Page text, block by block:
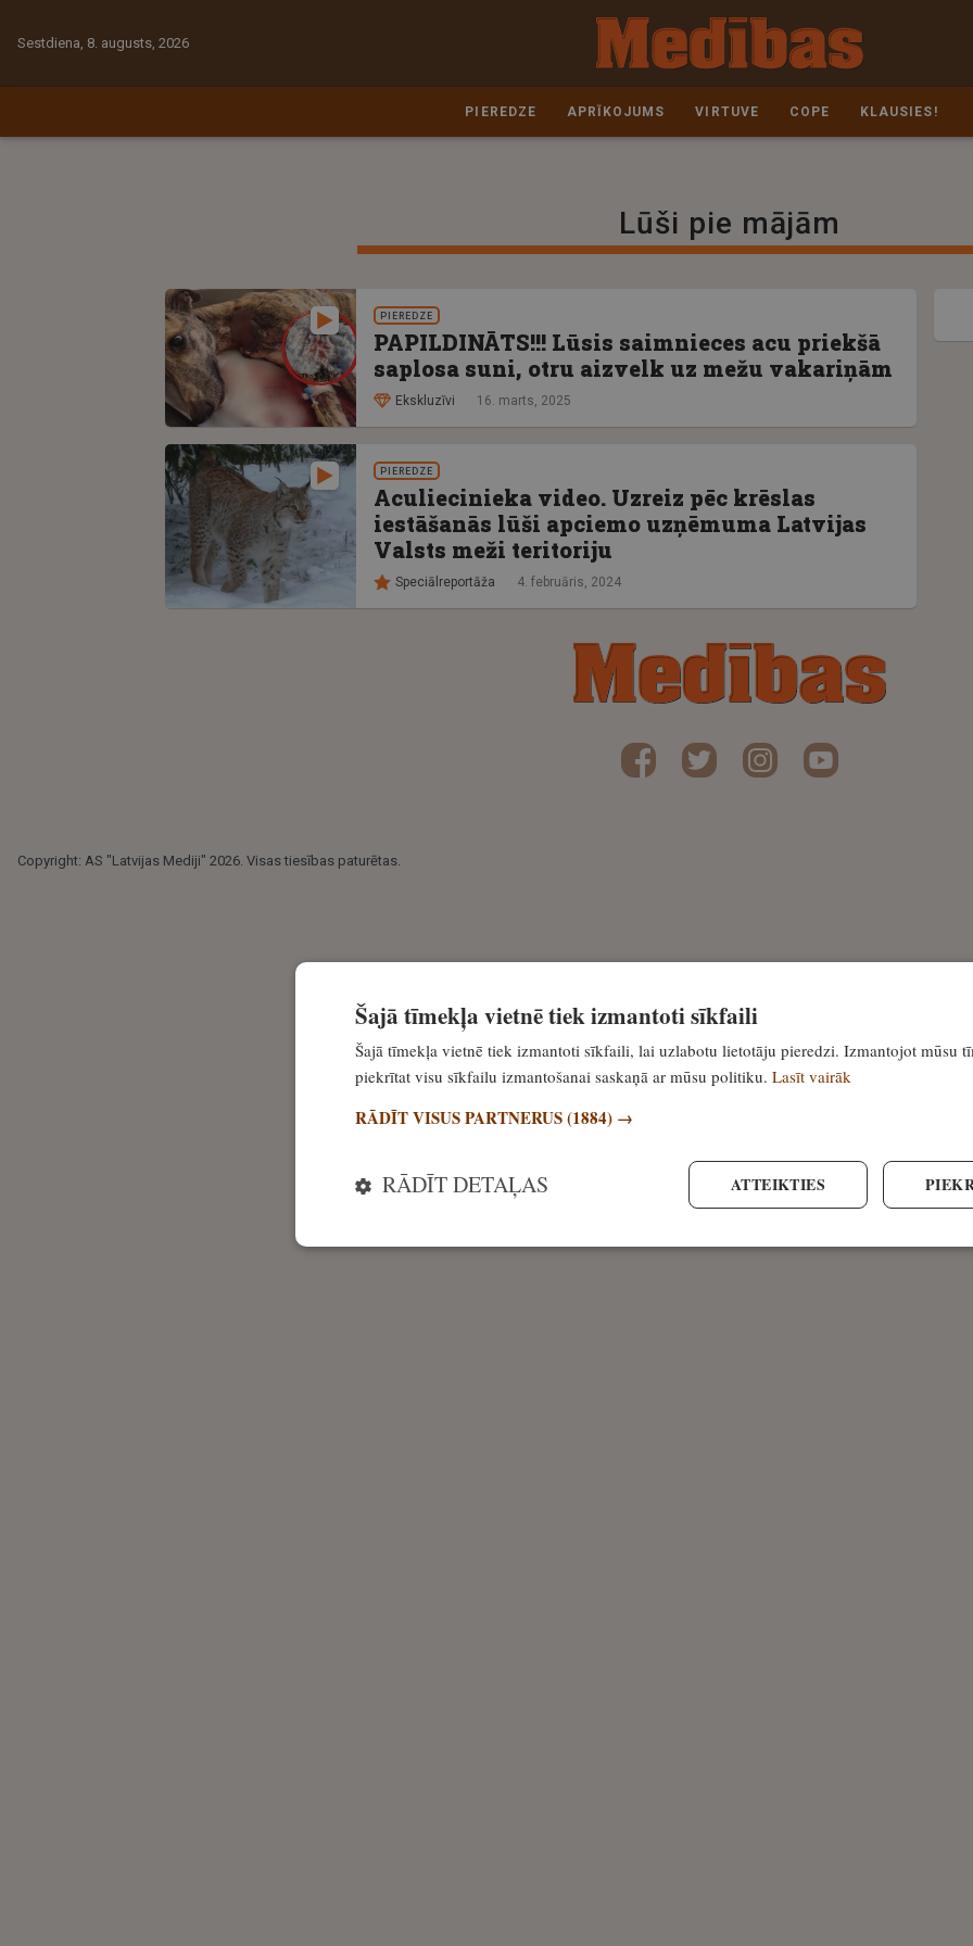
Sestdiena, 8. augusts, 2026
PIEREDZE APRĪKOJUMS VIRTUVE COPE KLAUSIES!
Lūši pie mājām
PIEREDZE
PAPILDINĀTS!!! Lūsis saimnieces acu priekšā
saplosa suni, otru aizvelk uz mežu vakariņām
Ekskluzīvi 16. marts, 2025
PIEREDZE
Aculiecinieka video. Uzreiz pēc krēslas
iestāšanās lūši apciemo uzņēmuma Latvijas
Valsts meži teritoriju
Speciālreportāža 4. februāris, 2024
Copyright: AS "Latvijas Mediji" 2026. Visas tiesības paturētas.
Šajā tīmekļa vietnē tiek izmantoti sīkfaili
Šajā tīmekļa vietnē tiek izmantoti sīkfaili, lai uzlabotu lietotāju pieredzi. Izmantojot mūsu
piekrītat visu sīkfailu izmantošanai saskaņā ar mūsu politiku. Lasīt vairāk
RĀDĪT VISUS PARTNERUS(1884) →
ATTEIKTIES
RĀDĪT DETAĻAS